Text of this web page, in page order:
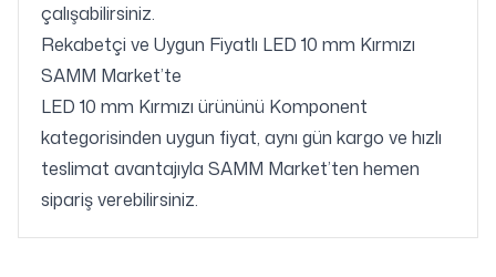
çalışabilirsiniz.
Rekabetçi ve Uygun Fiyatlı LED 10 mm Kırmızı
SAMM Market’te
LED 10 mm Kırmızı ürününü Komponent
kategorisinden uygun fiyat, aynı gün kargo ve hızlı
teslimat avantajıyla SAMM Market’ten hemen
sipariş verebilirsiniz.